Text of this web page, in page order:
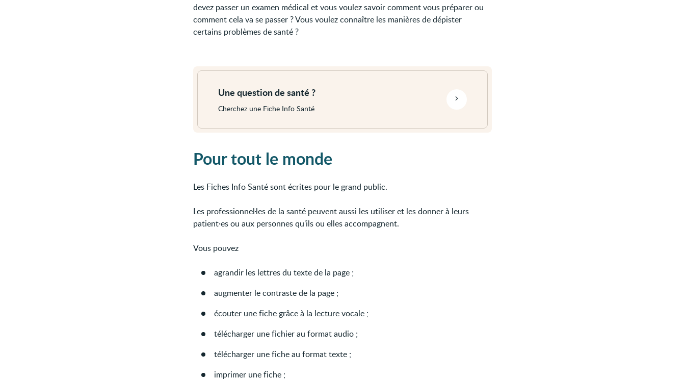
devez passer un examen médical et vous voulez savoir comment vous préparer ou
comment cela va se passer ? Vous voulez connaître les manières de dépister
certains problèmes de santé ?
Voir
Une question de santé ?
Cherchez une Fiche Info Santé
Pour tout le monde
Les Fiches Info Santé sont écrites pour le grand public.
Les professionnel·les de la santé peuvent aussi les utiliser et les donner à leurs
patient·es ou aux personnes qu'ils ou elles accompagnent.
Vous pouvez
agrandir les lettres du texte de la page ;
augmenter le contraste de la page ;
écouter une fiche grâce à la lecture vocale ;
télécharger une fichier au format audio ;
télécharger une fiche au format texte ;
imprimer une fiche ;